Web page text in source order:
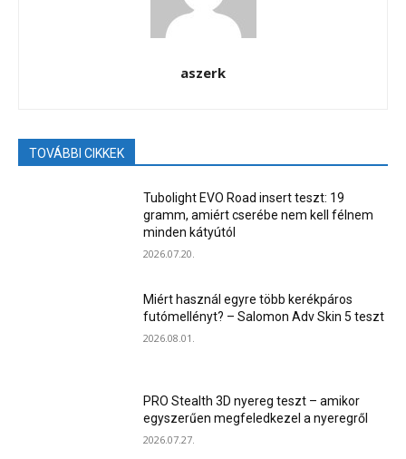
aszerk
TOVÁBBI CIKKEK
Tubolight EVO Road insert teszt: 19
gramm, amiért cserébe nem kell félnem
minden kátyútól
2026.07.20.
Miért használ egyre több kerékpáros
futómellényt? – Salomon Adv Skin 5 teszt
2026.08.01.
PRO Stealth 3D nyereg teszt – amikor
egyszerűen megfeledkezel a nyeregről
2026.07.27.